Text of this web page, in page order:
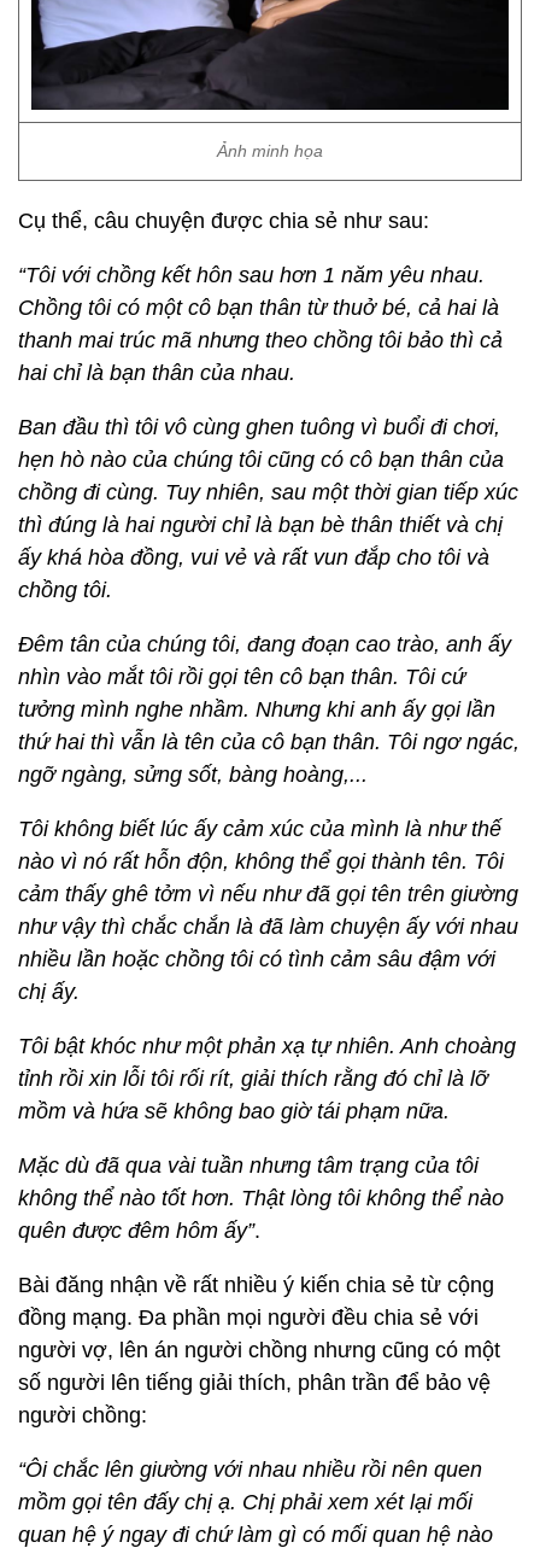
Ảnh minh họa
Cụ thể, câu chuyện được chia sẻ như sau:
“Tôi với chồng kết hôn sau hơn 1 năm yêu nhau.
Chồng tôi có một cô bạn thân từ thuở bé, cả hai là
thanh mai trúc mã nhưng theo chồng tôi bảo thì cả
hai chỉ là bạn thân của nhau.
Ban đầu thì tôi vô cùng ghen tuông vì buổi đi chơi,
hẹn hò nào của chúng tôi cũng có cô bạn thân của
chồng đi cùng. Tuy nhiên, sau một thời gian tiếp xúc
thì đúng là hai người chỉ là bạn bè thân thiết và chị
ấy khá hòa đồng, vui vẻ và rất vun đắp cho tôi và
chồng tôi.
Đêm tân của chúng tôi, đang đoạn cao trào, anh ấy
nhìn vào mắt tôi rồi gọi tên cô bạn thân. Tôi cứ
tưởng mình nghe nhầm. Nhưng khi anh ấy gọi lần
thứ hai thì vẫn là tên của cô bạn thân. Tôi ngơ ngác,
ngỡ ngàng, sửng sốt, bàng hoàng,...
Tôi không biết lúc ấy cảm xúc của mình là như thế
nào vì nó rất hỗn độn, không thể gọi thành tên. Tôi
cảm thấy ghê tởm vì nếu như đã gọi tên trên giường
như vậy thì chắc chắn là đã làm chuyện ấy với nhau
nhiều lần hoặc chồng tôi có tình cảm sâu đậm với
chị ấy.
Tôi bật khóc như một phản xạ tự nhiên. Anh choàng
tỉnh rồi xin lỗi tôi rối rít, giải thích rằng đó chỉ là lỡ
mồm và hứa sẽ không bao giờ tái phạm nữa.
Mặc dù đã qua vài tuần nhưng tâm trạng của tôi
không thể nào tốt hơn. Thật lòng tôi không thể nào
quên được đêm hôm ấy”.
Bài đăng nhận về rất nhiều ý kiến chia sẻ từ cộng
đồng mạng. Đa phần mọi người đều chia sẻ với
người vợ, lên án người chồng nhưng cũng có một
số người lên tiếng giải thích, phân trần để bảo vệ
người chồng:
“Ôi chắc lên giường với nhau nhiều rồi nên quen
mồm gọi tên đấy chị ạ. Chị phải xem xét lại mối
quan hệ ý ngay đi chứ làm gì có mối quan hệ nào